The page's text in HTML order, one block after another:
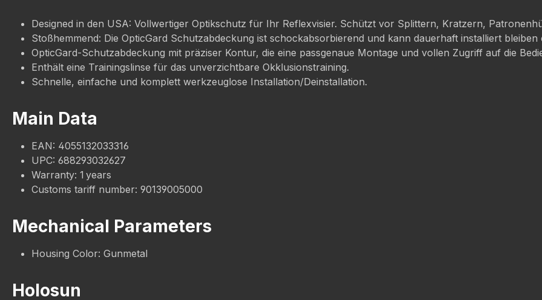
Designed in den USA: Vollwertiger Optikschutz für Ihr Reflexvisier. Schützt vor Splittern, Kratzern,
Stoßhemmend: Die OpticGard Schutzabdeckung ist schockabsorbierend und kann dauerhaft installiert
OpticGard-Schutzabdeckung mit präziser Kontur, die eine passgenaue Montage und vollen Zugriff auf die
Enthält eine Trainingslinse für das unverzichtbare Okklusionstraining.
Schnelle, einfache und komplett werkzeuglose Installation/Deinstallation.
Main Data
EAN: 4055132033316
UPC: 688293032627
Warranty: 1 years
Customs tariff number: 90139005000
Mechanical Parameters
Housing Color: Gunmetal
Holosun